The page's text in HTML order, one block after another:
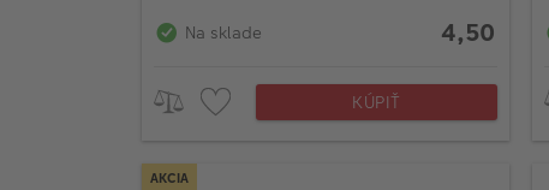
Na sklade
4,50
KÚPIŤ
AKCIA